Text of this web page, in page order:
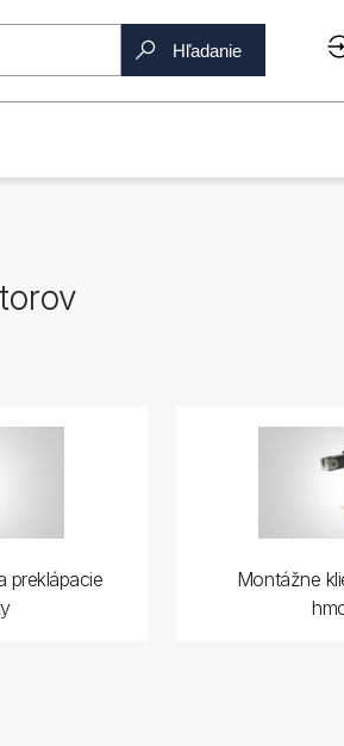
Hľadanie
preklápacie
Montážne